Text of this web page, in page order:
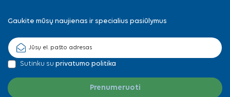
Gaukite mūsų naujienas ir specialius pasiūlymus
Sutinku su privatumo politika